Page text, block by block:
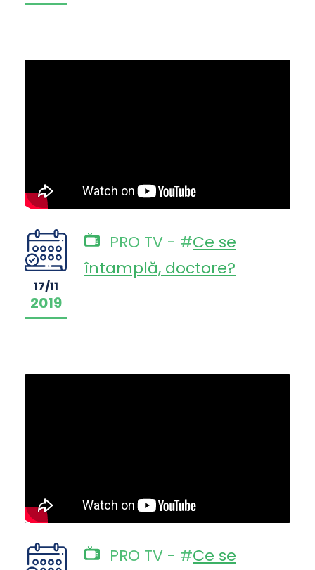
17/11
2019
PRO TV - #Ce se
întamplă, doctore?
PRO TV - #Ce se